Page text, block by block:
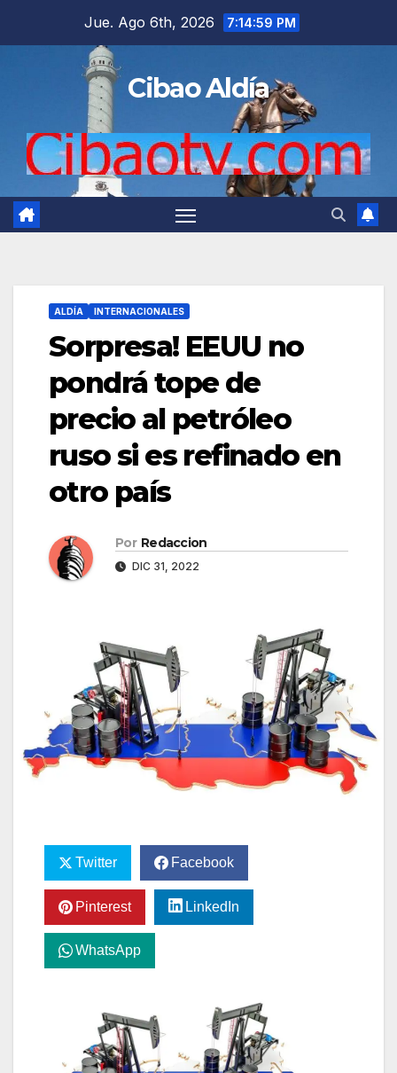
Jue. Ago 6th, 2026 7:15:00 PM
Cibao Aldía
ALDÍA INTERNACIONALES
Sorpresa! EEUU no
pondrá tope de
precio al petróleo
ruso si es refinado en
otro país
Por Redaccion
DIC 31, 2022
Twitter Facebook
Pinterest LinkedIn
WhatsApp